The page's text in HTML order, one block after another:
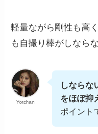
軽量ながら剛性も高
も自撮り棒がしなら
Yotchan
しならな
をほぼ抑
ポイント